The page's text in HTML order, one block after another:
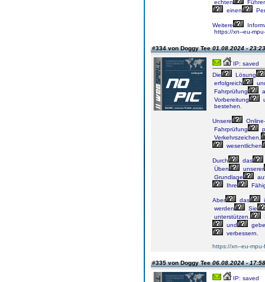
echten
einen
Weitere
https://xn--eu-
#334 von Doggy Tee01.08.2024 - 23:23
IP: saved
Die
Lösung
erfolgreich
Fahrprüfung
Vorbereitung
bestehen.
Unsere
Fahrprüfung
Verkehrszeichen,
wesentlichen
Durch
das
Üben
unserer
Grundlage
Ihre
Aber das
werden
Sie
unterstützen.
und
verbessern.
https://xn--eu-
#335 von Doggy Tee06.08.2024 - 17:58
IP: saved